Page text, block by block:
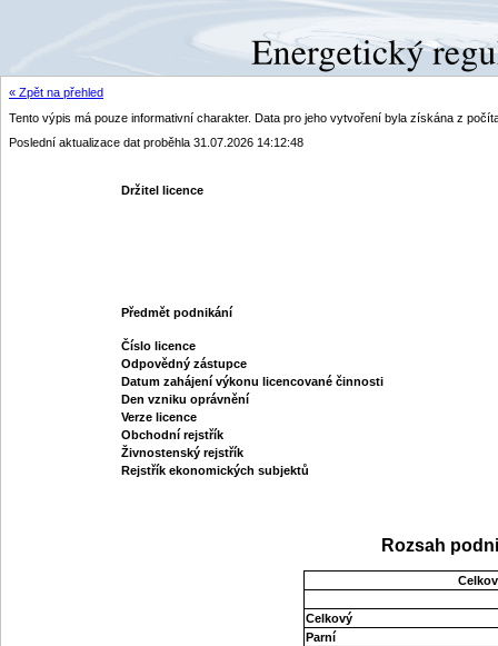
« Zpět na přehled
Tento výpis má pouze informativní charakter. Data pro jeho vytvoření byla získána z
Poslední aktualizace dat proběhla 31.07.2026 14:12:48
Držitel licence
Předmět podnikání
Číslo licence
Odpovědný zástupce
Datum zahájení výkonu licencované činnosti
Den vzniku oprávnění
Verze licence
Obchodní rejstřík
Živnostenský rejstřík
Rejstřík ekonomických subjektů
Rozsah
Celkový
Parní